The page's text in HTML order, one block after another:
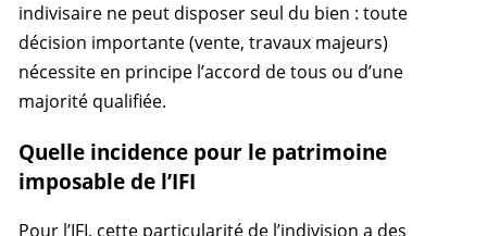
indivisaire ne peut disposer seul du bien : toute
décision importante (vente, travaux majeurs)
nécessite en principe l’accord de tous ou d’une
majorité qualifiée.
Quelle incidence pour le patrimoine
imposable de l’IFI
Pour l’IFI, cette particularité de l’indivision a des